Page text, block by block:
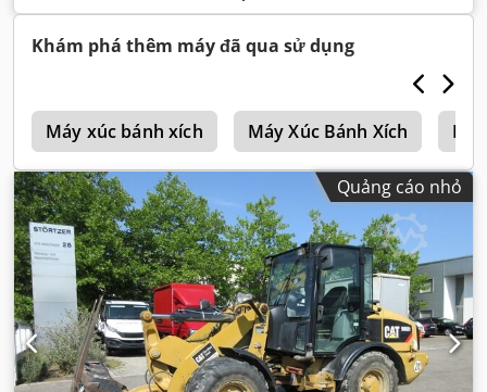
không tải:12.600 kg, trọng lượng vận hành:12.600 kg, cấu
hình trục:4x4, đăng ký lần đầu:10/1998, Năm sản xuất:
, giờ hoạt động: 17.762 h , nhiên liệu: diesel
Khám phá thêm máy đã qua sử dụng
Máy xúc bánh xích Máy Xúc Bánh Xích
Quảng cáo nhỏ